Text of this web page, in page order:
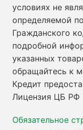
условиях не
определяемой
Гражданского
подробной
указанных
обращайтесь к
Кредит
Лицензия ЦБ РФ
Обязательное